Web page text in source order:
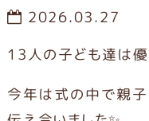
2026.03.27
13人の子ども達は優
今年は式の中で親子